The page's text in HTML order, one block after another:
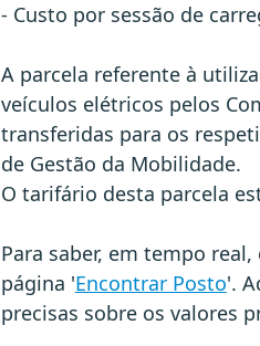
- Custo por sessão de
A parcela referente à
veículos elétricos pelos
transferidas para os
de Gestão da Mobilidade.
O tarifário desta parcela
Para saber, em tempo
página 'Encontrar Posto'.
precisas sobre os valores